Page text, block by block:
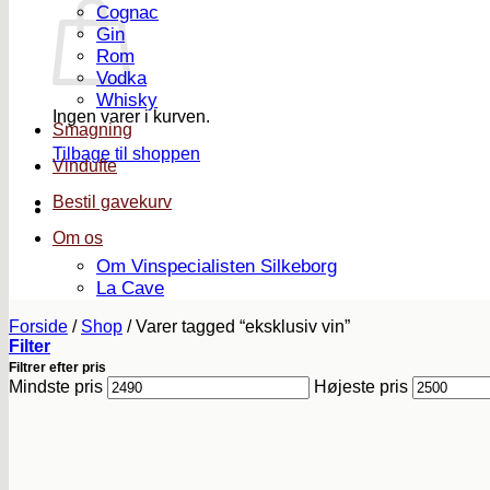
Ingen varer i kurven.
Tilbage til shoppen
Cognac
Gin
Rom
Vodka
Whisky
Smagning
Vindufte
Bestil gavekurv
Om os
Om Vinspecialisten Silkeborg
La Cave
Forside / Shop /Varer tagged “eksklusiv vin”
Filter
Filtrer efter pris
Mindste pris Højeste pris